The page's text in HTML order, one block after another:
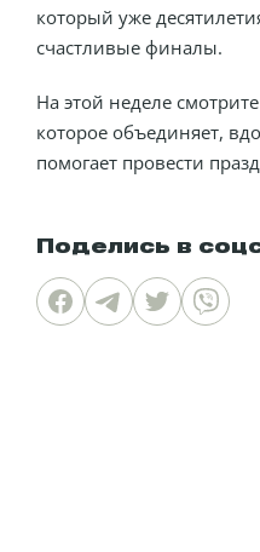
который уже
счастливые финалы.
На этой неделе
которое объединяет,
помогает провести
Поделись в